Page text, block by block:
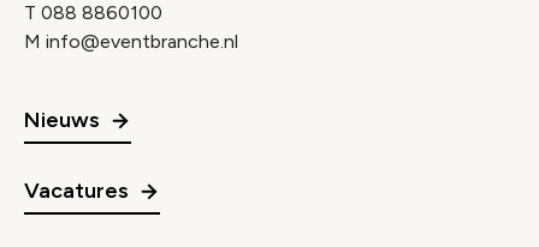
T 088 8860100
M info@eventbranche.nl
Nieuws
Vacatures